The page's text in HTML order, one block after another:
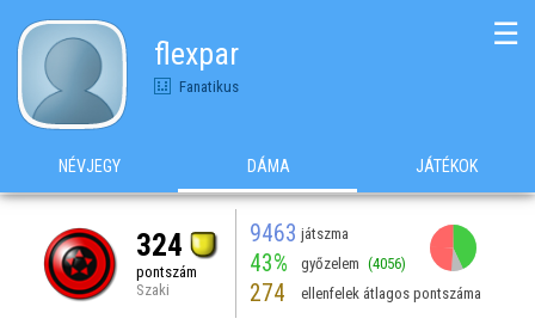
flexpar
Fanatikus
☰
NÉVJEGY DÁMA JÁTÉKOK
324
pontszám
Szaki
9463 játszma
43% győzelem (4056)
274 ellenfelek átlagos pontszáma